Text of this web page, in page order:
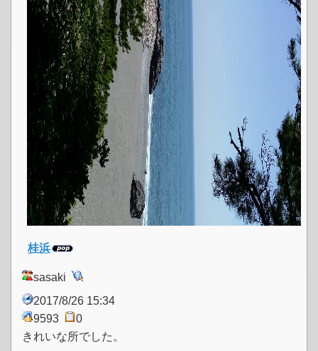
桂浜
sasaki
2017/8/26 15:34
9593
0
きれいな所でした。